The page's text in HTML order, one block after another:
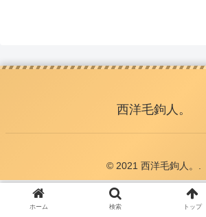
西洋毛鉤人。
© 2021 西洋毛鉤人。.
ホーム 検索 トップ